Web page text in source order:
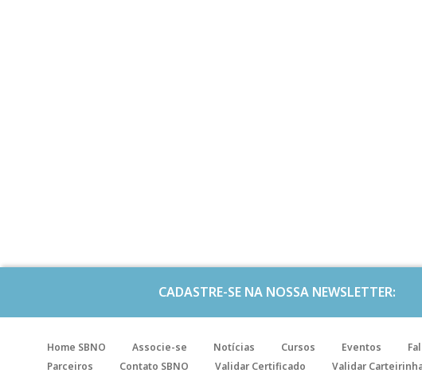
CADASTRE-SE NA NOSSA NEWSLETTER:
Home SBNO Associe-se Notícias Cursos Eventos
Parceiros
Contato SBNO Validar Certificado Validar